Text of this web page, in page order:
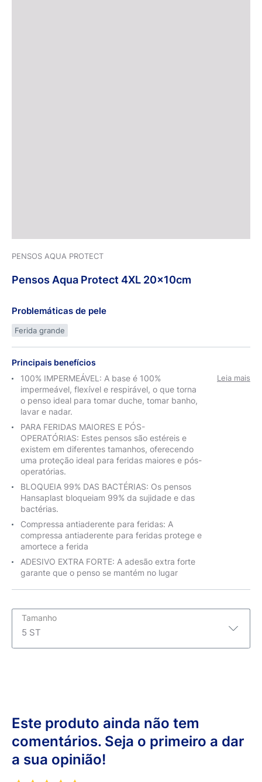
PENSOS AQUA PROTECT
Pensos Aqua Protect 4XL 20x10cm
Problemáticas de pele
Ferida grande
Principais benefícios
100% IMPERMEÁVEL: A base é 100%
impermeável, flexível e respirável, o que torna
o penso ideal para tomar duche, tomar banho,
lavar e nadar.
PARA FERIDAS MAIORES E PÓS-
OPERATÓRIAS: Estes pensos são estéreis e
existem em diferentes tamanhos, oferecendo
uma proteção ideal para feridas maiores e pós-
operatórias.
BLOQUEIA 99% DAS BACTÉRIAS: Os pensos
Hansaplast bloqueiam 99% da sujidade e das
bactérias.
Compressa antiaderente para feridas: A
compressa antiaderente para feridas protege e
amortece a ferida
ADESIVO EXTRA FORTE: A adesão extra forte
garante que o penso se mantém no lugar
Leia mais
Tamanho
5 ST
8 x 10cm 5 Pieces
Este produto ainda não tem
comentários. Seja o primeiro a dar
a sua opinião!